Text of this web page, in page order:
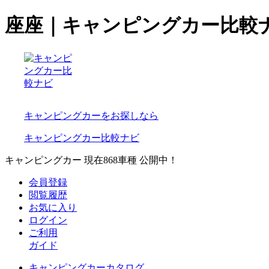
座座｜キャンピングカー比較
キャンピングカーをお探しなら
キャンピングカー比較ナビ
キャンピングカー 現在868車種 公開中！
会員登録
閲覧履歴
お気に入り
ログイン
ご利用
ガイド